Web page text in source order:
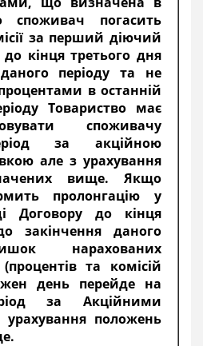
споживач погасить
за перший діючий
до кінця третього дня
періоду та не
в останній
Товариство має
споживачу
за акційною
але з урахування
вище. Якщо
пролонгацію у
Договору до кінця
закінчення даного
нарахованих
та комісій
день перейде на
за Акційними
положень